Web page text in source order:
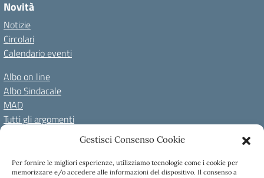
Gestisci Consenso Cookie
Per fornire le migliori esperienze, utilizziamo tecnologie come i cookie per
memorizzare e/o accedere alle informazioni del dispositivo. Il consenso a
Novità
Notizie
Circolari
Calendario eventi
Albo on line
Albo Sindacale
MAD
Tutti gli argomenti
Amm. Trasparente fino al 08/01/2024Albo on line